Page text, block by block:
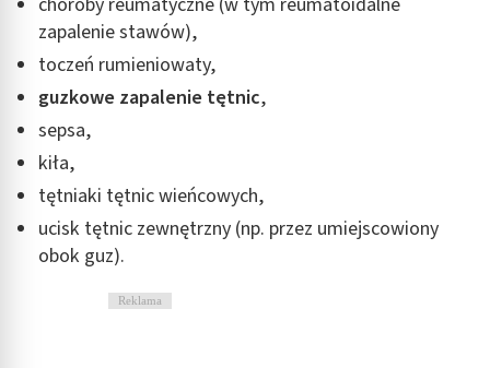
zapalenie stawów),
toczeń rumieniowaty,
guzkowe zapalenie tętnic,
sepsa,
kiła,
tętniaki tętnic wieńcowych,
ucisk tętnic zewnętrzny (np. przez umiejscowiony
obok guz).
Reklama